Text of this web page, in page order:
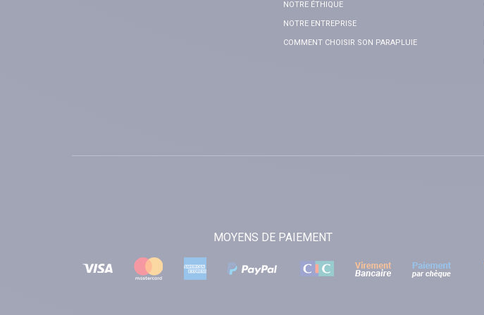
NOTRE ÉTHIQUE
NOTRE ENTREPRISE
COMMENT CHOISIR SON PARAPLUIE
MOYENS DE PAIEMENT